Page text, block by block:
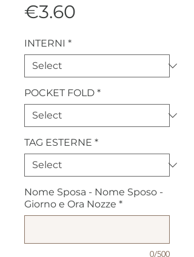
€3.60
INTERNI *
POCKET FOLD *
TAG ESTERNE *
Nome Sposa - Nome Sposo -
Giorno e Ora Nozze *
0/500